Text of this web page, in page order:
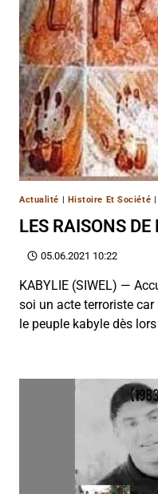
Actualité Histoire Et Société
LES RAISONS DE
05.06.2021 10:22
KABYLIE (SIWEL) —
soi un acte terroriste
le peuple kabyle dès